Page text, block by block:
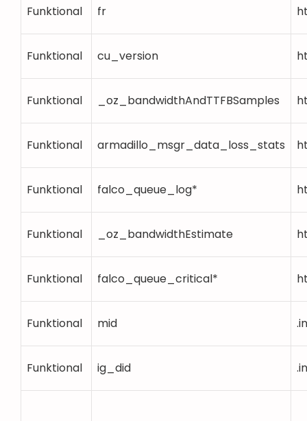
Funktional fr
Funktional cu_version
Funktional _oz_bandwidthAndTTFBSamples
Funktional armadillo_msgr_data_loss_stats
Funktional falco_queue_log*
Funktional _oz_bandwidthEstimate
Funktional falco_queue_critical*
Funktional mid
Funktional ig_did